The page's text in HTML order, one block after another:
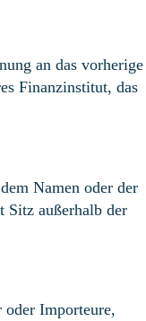
an das vorherige
Finanzinstitut, das
Namen oder der
Sitz außerhalb der
Importeure,